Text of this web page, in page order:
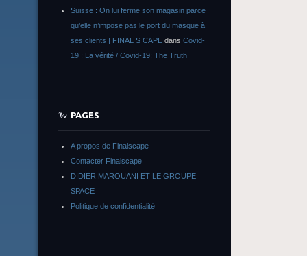
Suisse : On lui ferme son magasin parce
qu’elle n’impose pas le port du masque à
ses clients | FINAL S CAPE dans Covid-
19 : La vérité / Covid-19: The Truth
PAGES
A propos de Finalscape
Contacter Finalscape
DIDIER MAROUANI ET LE GROUPE
SPACE
Politique de confidentialité